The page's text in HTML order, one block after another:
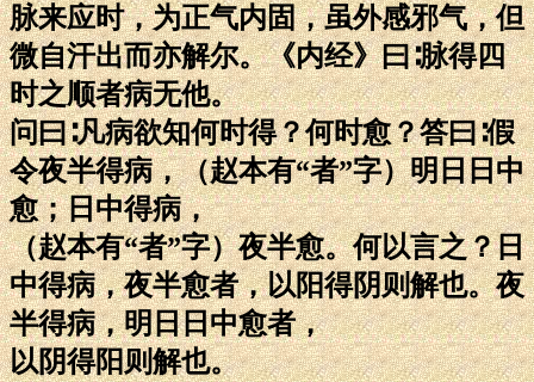
脉来应时，为正气内固，虽外感邪气，但
微自汗出而亦解尔。《内经》曰∶脉得四
时之顺者病无他。
问曰∶凡病欲知何时得？何时愈？答曰∶假
令夜半得病，（赵本有“者”字）明日日中
愈；日中得病，
（赵本有“者”字）夜半愈。何以言之？日
中得病，夜半愈者，以阳得阴则解也。夜
半得病，明日日中愈者，
以阴得阳则解也。